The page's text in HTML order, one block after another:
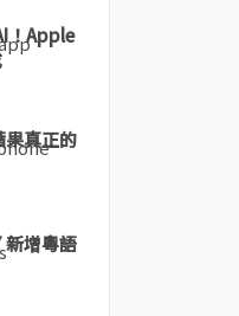
！Apple
果真正的
新增粵語